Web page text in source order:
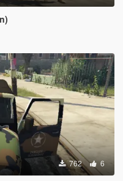
762 6